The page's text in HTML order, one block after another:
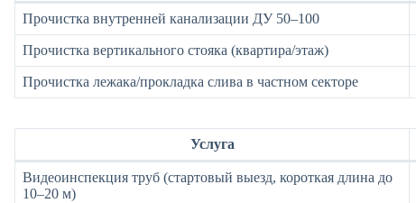
Прочистка внутренней канализации ДУ 50–100
Прочистка вертикального стояка (квартира/этаж)
Прочистка лежака/прокладка слива в частном секторе
Услуга
Видеоинспекция труб (стартовый выезд, короткая длина до
10–20 м)